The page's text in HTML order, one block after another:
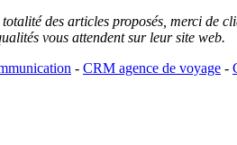
des articles proposés, merci de
vous attendent sur leur site web.
- CRM agence de voyage -